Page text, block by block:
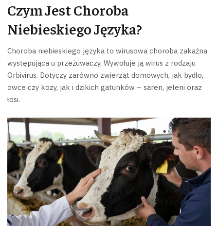
Czym Jest Choroba
Niebieskiego Języka?
Choroba niebieskiego języka to wirusowa choroba zakaźna
występująca u przeżuwaczy. Wywołuje ją wirus z rodzaju
Orbivirus. Dotyczy zarówno zwierząt domowych, jak bydło,
owce czy kozy, jak i dzikich gatunków – saren, jeleni oraz
łosi.